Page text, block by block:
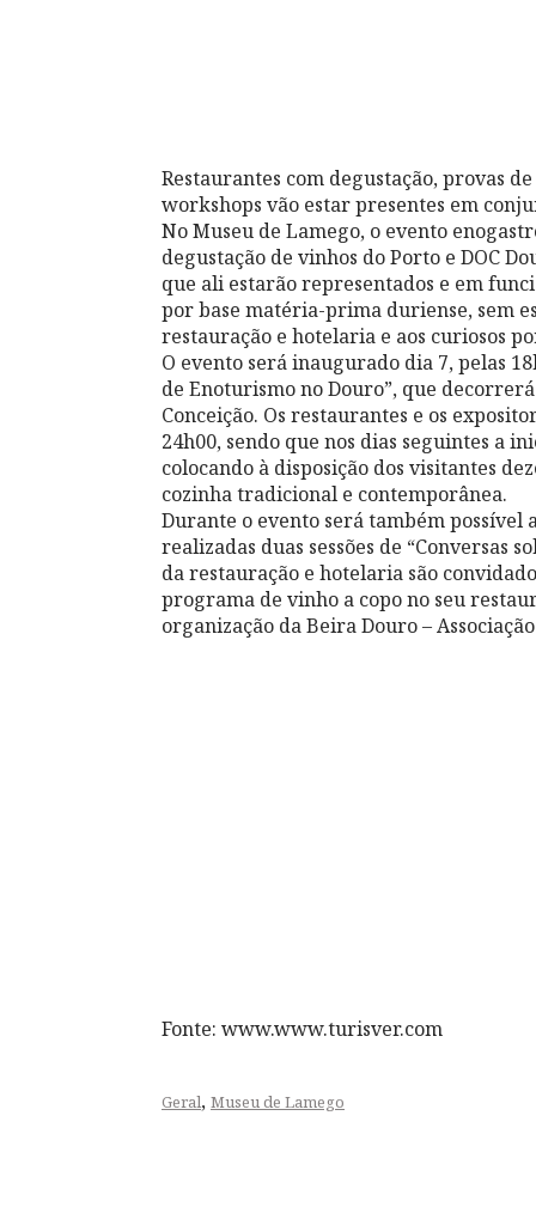
Restaurantes com degustação, provas
workshops vão estar presentes em
No Museu de Lamego, o evento
degustação de vinhos do Porto e DOC
que ali estarão representados e em
por base matéria-prima duriense, sem
restauração e hotelaria e aos curiosos
O evento será inaugurado dia 7, pelas
de Enoturismo no Douro”, que
Conceição. Os restaurantes e os
24h00, sendo que nos dias seguintes a
colocando à disposição dos visitantes
cozinha tradicional e contemporânea.
Durante o evento será também
realizadas duas sessões de “Conversas
da restauração e hotelaria são
programa de vinho a copo no seu
organização da Beira Douro –
Fonte: www.www.turisver.com
Geral, Museu de Lamego